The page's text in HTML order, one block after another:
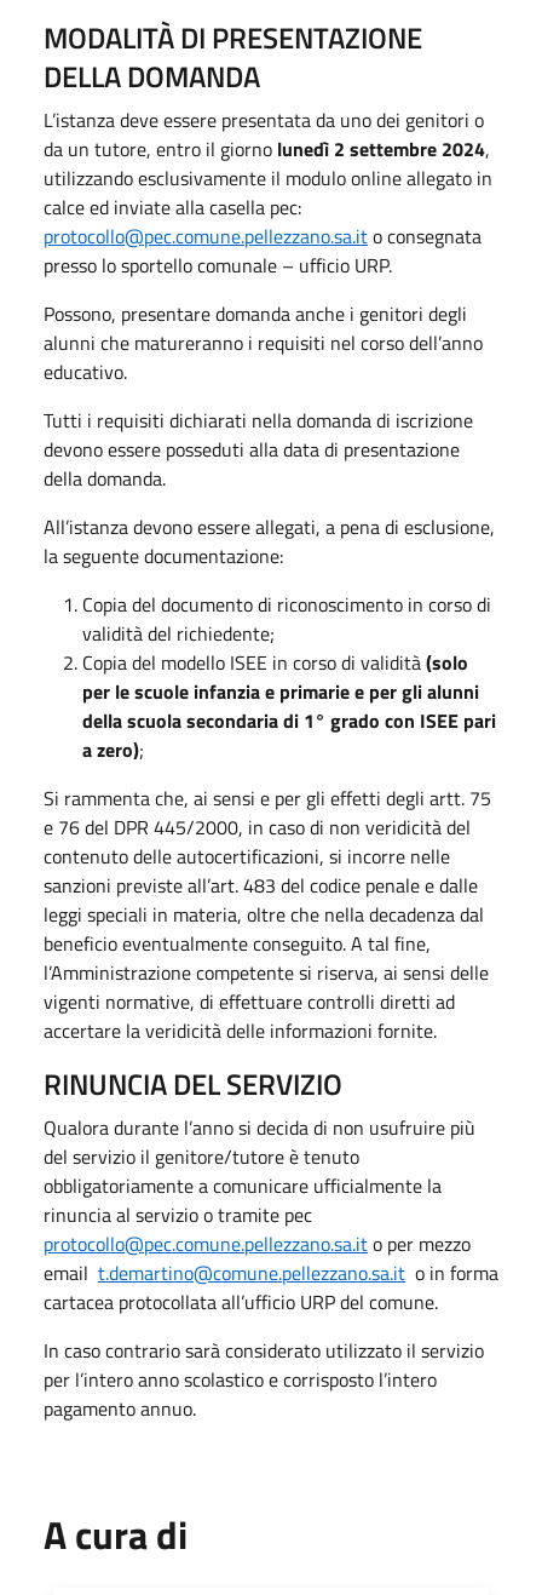
MODALITÀ DI PRESENTAZIONE
DELLA DOMANDA
L’istanza deve essere presentata da uno dei genitori o
da un tutore, entro il giorno lunedì 2 settembre 2024,
utilizzando esclusivamente il modulo online allegato in
calce ed inviate alla casella pec:
protocollo@pec.comune.pellezzano.sa.ito consegnata
presso lo sportello comunale – ufficio URP.
Possono, presentare domanda anche i genitori degli
alunni che matureranno i requisiti nel corso dell’anno
educativo.
Tutti i requisiti dichiarati nella domanda di iscrizione
devono essere posseduti alla data di presentazione
della domanda.
All’istanza devono essere allegati, a pena di esclusione,
la seguente documentazione:
Copia del documento di riconoscimento in corso di
validità del richiedente;
Copia del modello ISEE in corso di validità(solo
per le scuole infanzia e primarie e per gli alunni
della scuola secondaria di 1° grado con ISEE pari
a zero);
Si rammenta che, ai sensi e per gli effetti degli artt. 75
e 76 del DPR 445/2000, in caso di non veridicità del
contenuto delle autocertificazioni, si incorre nelle
sanzioni previste all’art. 483 del codice penale e dalle
leggi speciali in materia, oltre che nella decadenza dal
beneficio eventualmente conseguito. A tal fine,
l’Amministrazione competente si riserva, ai sensi delle
vigenti normative, di effettuare controlli diretti ad
accertare la veridicità delle informazioni fornite.
RINUNCIA DEL SERVIZIO
Qualora durante l’anno si decida di non usufruire più
del servizio il genitore/tutore è tenuto
obbligatoriamente a comunicare ufficialmente la
rinuncia al servizio o tramite pec
protocollo@pec.comune.pellezzano.sa.ito per mezzo
email t.demartino@comune.pellezzano.sa.it o in forma
cartacea protocollata all’ufficio URP del comune.
In caso contrario sarà considerato utilizzato il servizio
per l’intero anno scolastico e corrisposto l’intero
pagamento annuo.
A cura di